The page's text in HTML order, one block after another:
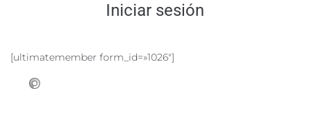
Iniciar sesión
[ultimatemember form_id=»1026″]